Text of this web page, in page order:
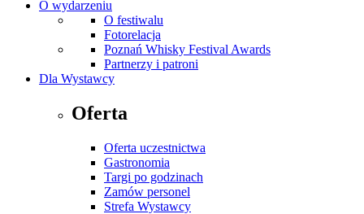
O wydarzeniu
O festiwalu
Fotorelacja
Poznań Whisky Festival Awards
Partnerzy i patroni
Dla Wystawcy
Oferta
Oferta uczestnictwa
Gastronomia
Targi po godzinach
Zamów personel
Strefa Wystawcy